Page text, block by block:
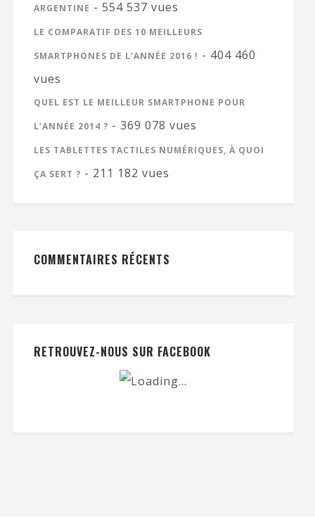
ARGENTINE - 554 537 vues
LE COMPARATIF DES 10 MEILLEURS
SMARTPHONES DE L’ANNÉE 2016 ! - 404 460
vues
QUEL EST LE MEILLEUR SMARTPHONE POUR
L’ANNÉE 2014 ? - 369 078 vues
LES TABLETTES TACTILES NUMÉRIQUES, À QUOI
ÇA SERT ? - 211 182 vues
COMMENTAIRES RÉCENTS
RETROUVEZ-NOUS SUR FACEBOOK